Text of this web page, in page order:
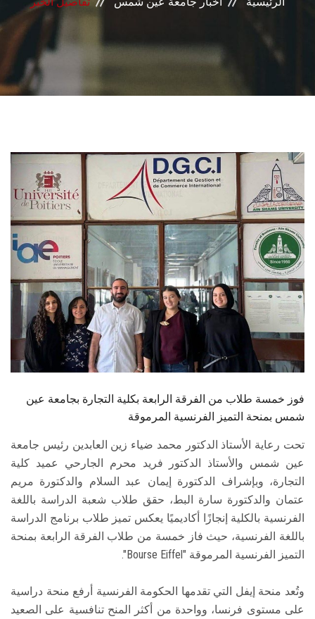
الأنظمة الذكية
الإعلام
الطلاب
هيئة التدريس
الدراسات العليا
الموظفون
الزائـرون
فوز خمسة طلاب من الفرقة الرابعة بكلية التجارة بجامعة عين
شمس بمنحة التميز الفرنسية المرموقة
تحت رعاية الأستاذ الدكتور محمد ضياء زين العابدين رئيس جامعة
عين شمس والأستاذ الدكتور فريد محرم الجارحي عميد كلية
التجارة، وبإشراف الدكتورة إيمان عبد السلام والدكتورة مريم
عتمان والدكتورة سارة البط، حقق طلاب شعبة الدراسة باللغة
الفرنسية بالكلية إنجازًا أكاديميًا يعكس تميز طلاب برنامج الدراسة
باللغة الفرنسية، حيث فاز خمسة من طلاب الفرقة الرابعة بمنحة
التميز الفرنسية المرموقة "Bourse Eiffel".
وتُعد منحة إيفل التي تقدمها الحكومة الفرنسية أرفع منحة دراسية
على مستوى فرنسا، وواحدة من أكثر المنح تنافسية على الصعيد